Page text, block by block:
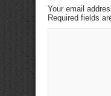
Your email
Required fields